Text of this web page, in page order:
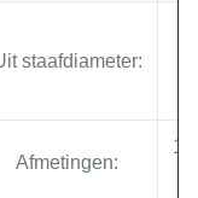
staafdiameter:
Afmetingen: